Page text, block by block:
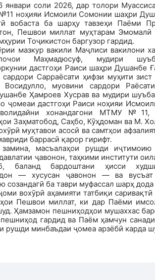
январи соли 2026, дар толори
ноҳияи Исмоили Сомонии шаҳри
вобаста ба шарҳу тавзеҳи Паёми
Пешвои миллат муҳтарам
Тоҷикистон баргузор гардид.
мазкур вакили Маҷлиси вакилони
Маҳмадюсуф, мудири
дастгоҳи Раиси шаҳри Душанбе
сардори Сарраёсати ҳифзи муҳити
Восидулло, муовини сардори
Ҳамроев Хусрав ва мудири
ҷомеаи дастгоҳи Раиси ноҳияи
хонандагони МТМУ №11,
Заҳматобод, Саҳбо, Кӯҳдоман ва М.
муҳтавои асосӣ ва самтҳои
баррасӣ қарор гирифт.
масъалаҳои рушди иҷтимоию
ҷавонон, таҳкими институти
баланд бардоштани ҳисси
— хусусан ҷавонон — ва вусъат
созандагӣ ба таври муфассал шарҳ
вохӯрӣ аҳамияти татбиқи саривақтӣ
Пешвои миллат, ки дар Паёми
Ҳамзамон пешниҳодҳои мушаххас
гардид ва Паём ҳамчун
рушди минбаъдаи ҷомеа арзёбӣ карда